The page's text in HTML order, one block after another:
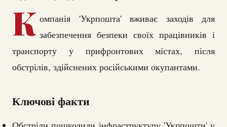
К омпанія 'Укрпошта' вживає заходів для
забезпечення безпеки своїх працівників і
транспорту у прифронтових містах, після
обстрілів, здійснених російськими окупантами.
Ключові факти